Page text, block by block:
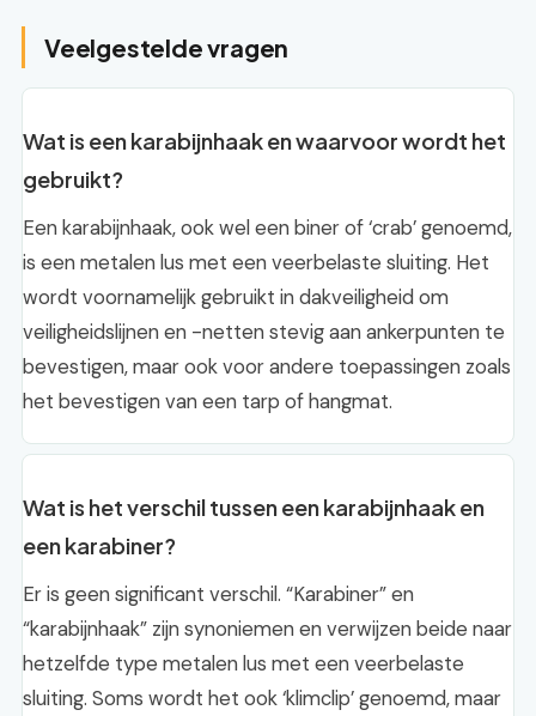
Veelgestelde vragen
Wat is een karabijnhaak en waarvoor wordt het
gebruikt?
Een karabijnhaak, ook wel een biner of ‘crab’ genoemd,
is een metalen lus met een veerbelaste sluiting. Het
wordt voornamelijk gebruikt in dakveiligheid om
veiligheidslijnen en -netten stevig aan ankerpunten te
bevestigen, maar ook voor andere toepassingen zoals
het bevestigen van een tarp of hangmat.
Wat is het verschil tussen een karabijnhaak en
een karabiner?
Er is geen significant verschil. “Karabiner” en
“karabijnhaak” zijn synoniemen en verwijzen beide naar
hetzelfde type metalen lus met een veerbelaste
sluiting. Soms wordt het ook ‘klimclip’ genoemd, maar